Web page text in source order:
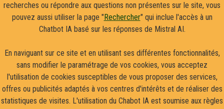
recherches ou répondre aux questions non présentes sur le site, vous
pouvez aussi utiliser la page "Rechercher" qui inclue l'accès à un
Chatbot IA basé sur les réponses de Mistral AI.
En naviguant sur ce site et en utilisant ses différentes fonctionnalités,
sans modifier le paramétrage de vos cookies, vous acceptez
l'utilisation de cookies susceptibles de vous proposer des services,
offres ou publicités adaptés à vos centres d'intérêts et de réaliser des
statistiques de visites. L'utilisation du Chabot IA est soumise aux règles